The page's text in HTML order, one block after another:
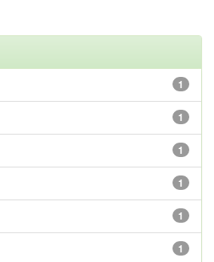
1
1
1
1
1
1